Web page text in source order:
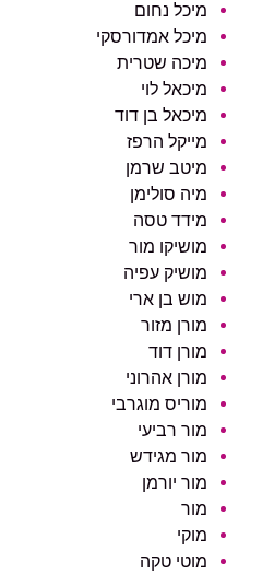
מיכל נחום
מיכל אמדורסקי
מיכה שטרית
מיכאל לוי
מיכאל בן דוד
מייקל הרפז
מיטב שרמן
מיה סולימן
מידד טסה
מושיקו מור
מושיק עפיה
מוש בן ארי
מורן מזור
מורן דוד
מורן אהרוני
מוריס מוגרבי
מור רביעי
מור מגידש
מור יורמן
מור
מוקי
מוטי טקה